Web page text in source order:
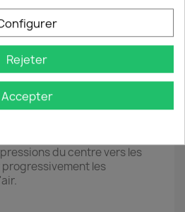
sur chaque partie de
l’autocollant).
de protection et ôter le film
en tirant délicatement sur
à droite de la vitre.
la vitre de protection
en l’alignant sur les
réaliser juste après avoir
du centre vers les
les
Rejeter
Accepter